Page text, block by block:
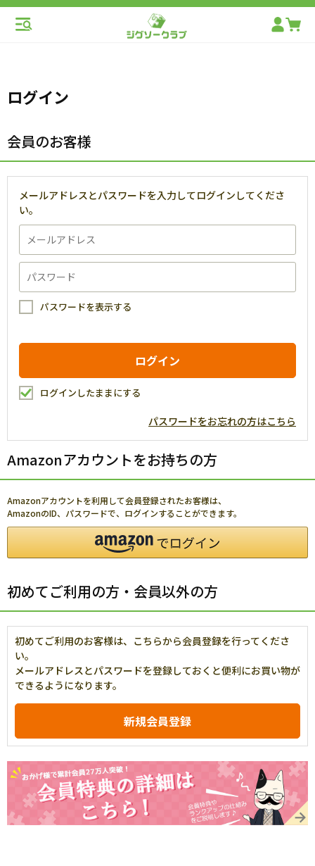
ログイン
会員のお客様
メールアドレスとパスワードを入力してログインしてくださ
い。
パスワードを表示する
ログインしたままにする
パスワードをお忘れの方はこちら
Amazonアカウントをお持ちの方
Amazonアカウントを利用して会員登録されたお客様は、
AmazonのID、パスワードで、ログインすることができます。
初めてご利用の方・会員以外の方
初めてご利用のお客様は、こちらから会員登録を行ってくださ
い。
メールアドレスとパスワードを登録しておくと便利にお買い物が
できるようになります。